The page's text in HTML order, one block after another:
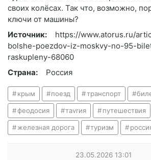
своих колёсах. Так что, возможно,
ключи от машины?
Источник:
https://www.atorus.ru/
bolshe-poezdov-iz-moskvy-no-95-
raskupleny-68060
Страна:
Россия
крым поезд транспорт
феодосия тavrия путешествия
железная дорога туризм
23.05.2026 13:01